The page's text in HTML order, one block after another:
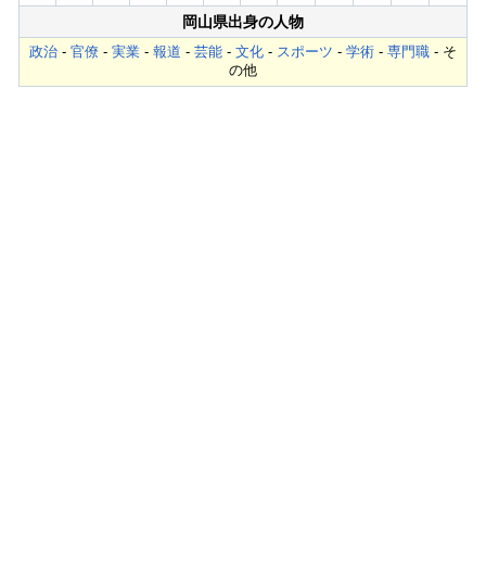
岡山県出身の人物
政治- 官僚 - 実業- 報道 - 芸能- 文化- スポーツ - 学術- 専門職- そ
の他